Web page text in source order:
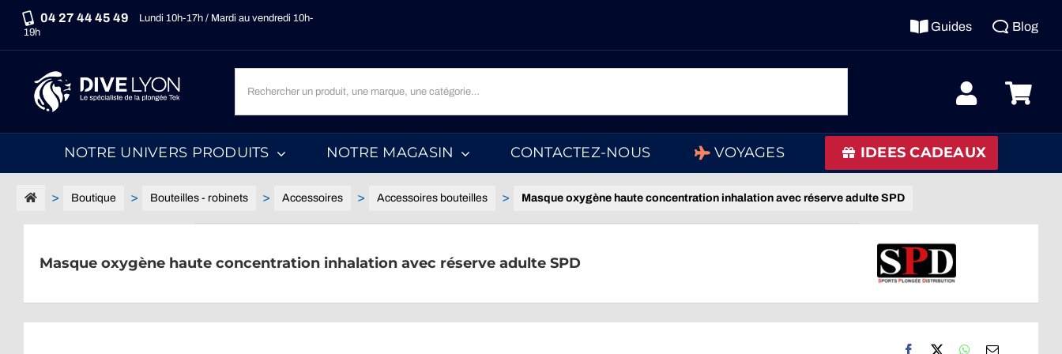
Passer
04 27 44 45 49
Lundi 10h-17h / Mardi au vendredi 10h-
19h
Guides Blog
un
produit,
une
marque,
une
NOTRE UNIVERS PRODUITS NOTRE MAGASIN CONTACTEZ-NOUS VOYAGES IDEES CADEAUX
Boutique Bouteilles - robinets Accessoires Accessoires bouteilles Masque oxygène haute concentration inhalation avec réserve adulte SPD
Masque oxygène haute concentration inhalation avec réserve adulte SPD